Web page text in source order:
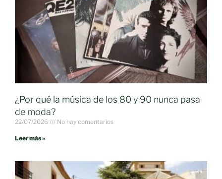
¿Por qué la música de los 80 y 90 nunca pasa
de moda?
22/07/2026 No hay comentarios
Leer más »